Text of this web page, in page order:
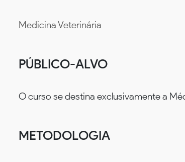
Medicina Veterinária
PÚBLICO-ALVO
O curso se destina exclusivamente a
METODOLOGIA